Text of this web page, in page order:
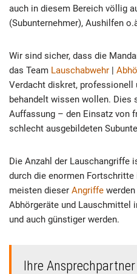
auch in diesem Bereich völlig
(Subunternehmer), Aushilfen
Wir sind sicher, dass die
das Team Lauschabwehr |
Verdacht diskret,
behandelt wissen wollen. Dies
Auffassung – den Einsatz von
schlecht ausgebildeten
Die Anzahl der Lauschangriffe
durch die enormen
meisten dieser Angriffe
Abhörgeräte und Lauschmittel
und auch günstiger werden.
Ihre